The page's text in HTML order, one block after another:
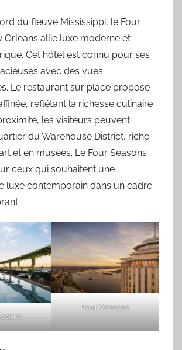
du fleuve Mississippi, le Four
Orleans allie luxe moderne et
Cet hôtel est connu pour ses
avec des vues
Le restaurant sur place propose
reflétant la richesse culinaire
les visiteurs peuvent
du Warehouse District, riche
et en musées. Le Four Seasons
ceux qui souhaitent une
luxe contemporain dans un cadre
Four Seasons